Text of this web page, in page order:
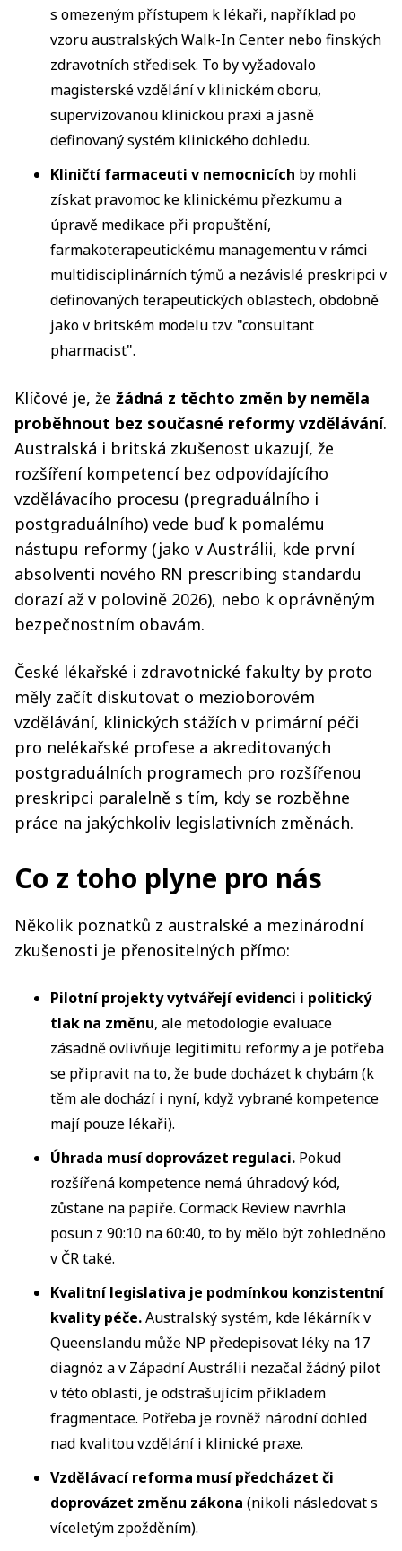
s omezeným přístupem k lékaři, například po
vzoru australských Walk-In Center nebo finských
zdravotních středisek. To by vyžadovalo
magisterské vzdělání v klinickém oboru,
supervizovanou klinickou praxi a jasně
definovaný systém klinického dohledu.
Kliničtí farmaceuti v nemocnicích by mohli
získat pravomoc ke klinickému přezkumu a
úpravě medikace při propuštění,
farmakoterapeutickému managementu v rámci
multidisciplinárních týmů a nezávislé preskripci v
definovaných terapeutických oblastech, obdobně
jako v britském modelu tzv. "consultant
pharmacist".
Klíčové je, že žádná z těchto změn by neměla
proběhnout bez současné reformy vzdělávání.
Australská i britská zkušenost ukazují, že
rozšíření kompetencí bez odpovídajícího
vzdělávacího procesu (pregraduálního i
postgraduálního) vede buď k pomalému
nástupu reformy (jako v Austrálii, kde první
absolventi nového RN prescribing standardu
dorazí až v polovině 2026), nebo k oprávněným
bezpečnostním obavám.
České lékařské i zdravotnické fakulty by proto
měly začít diskutovat o mezioborovém
vzdělávání, klinických stážích v primární péči
pro nelékařské profese a akreditovaných
postgraduálních programech pro rozšířenou
preskripci paralelně s tím, kdy se rozběhne
práce na jakýchkoliv legislativních změnách.
Co z toho plyne pro nás
Několik poznatků z australské a mezinárodní
zkušenosti je přenositelných přímo:
Pilotní projekty vytvářejí evidenci i politický
tlak na změnu, ale metodologie evaluace
zásadně ovlivňuje legitimitu reformy a je potřeba
se připravit na to, že bude docházet k chybám (k
těm ale dochází i nyní, když vybrané kompetence
mají pouze lékaři).
Úhrada musí doprovázet regulaci. Pokud
rozšířená kompetence nemá úhradový kód,
zůstane na papíře. Cormack Review navrhla
posun z 90:10 na 60:40, to by mělo být zohledněno
v ČR také.
Kvalitní legislativa je podmínkou konzistentní
kvality péče.Australský systém, kde lékárník v
Queenslandu může NP předepisovat léky na 17
diagnóz a v Západní Austrálii nezačal žádný pilot
v této oblasti, je odstrašujícím příkladem
fragmentace. Potřeba je rovněž národní dohled
nad kvalitou vzdělání i klinické praxe.
Vzdělávací reforma musí předcházet či
doprovázet změnu zákona (nikoli následovat s
víceletým zpožděním).